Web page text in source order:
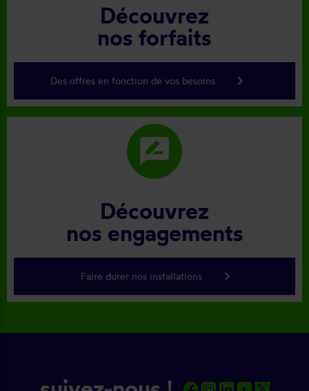
Découvrez
nos forfaits
Des offres en fonction de vos besoins keyboard_arrow_right
rate_review
Découvrez
nos engagements
Faire durer nos installations keyboard_arrow_right